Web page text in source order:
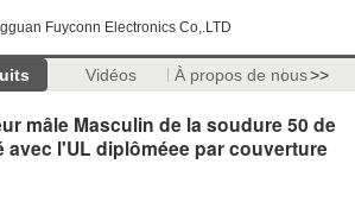
Fuyconn Electronics Co,.LTD
Vidéos À propos de nous>>
mâle Masculin de la soudure 50 de
avec l'UL diplôméee par couverture